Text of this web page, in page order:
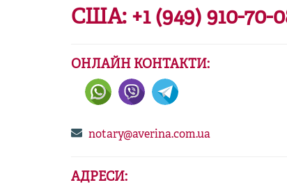
США: +1 (949) 910-70-
ОНЛАЙН КОНТАКТИ:
notary@averina.com.ua
АДРЕСИ: